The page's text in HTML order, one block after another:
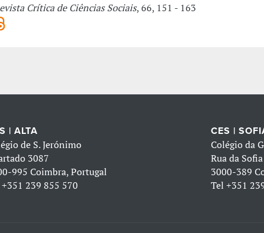
Crítica de Ciências Sociais, 66, 151 - 163
| ALTA
de S. Jerónimo
3087
995 Coimbra, Portugal
+351 239 855 570
CES |
Colégio da
Rua da
3000-389
Tel +351